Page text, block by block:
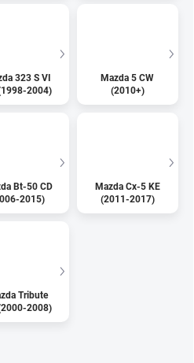
323 S VI
2004)
Mazda 5 CW
(2010+)
Bt-50 CD
2015)
Mazda Cx-5 KE
(2011-2017)
Tribute
2008)